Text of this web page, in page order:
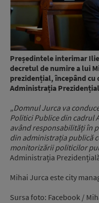
Președintele interimar
decretul de numire a lui
prezidențial, începând cu
Administrația
„Domnul Jurca va
Politici Publice din cadrul
având responsabilități în
din administrația publică
monitorizării politicilor
Administrația
Mihai Jurca este city
Sursa foto: Facebook /